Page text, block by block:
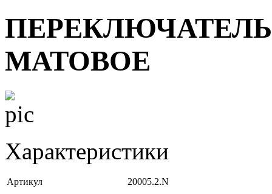
ПЕРЕКЛЮЧАТЕЛЬ
МАТОВОЕ
Характеристики
Артикул
20005.2.N